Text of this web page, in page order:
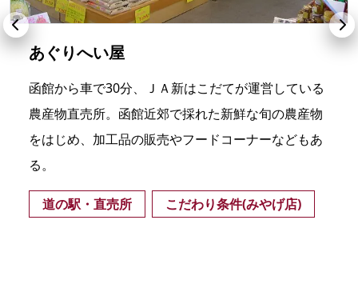
あぐりへい屋
函館から車で30分、ＪＡ新はこだてが運営している
農産物直売所。函館近郊で採れた新鮮な旬の農産物
をはじめ、加工品の販売やフードコーナーなどもあ
る。
道の駅・直売所 こだわり条件(みやげ店)